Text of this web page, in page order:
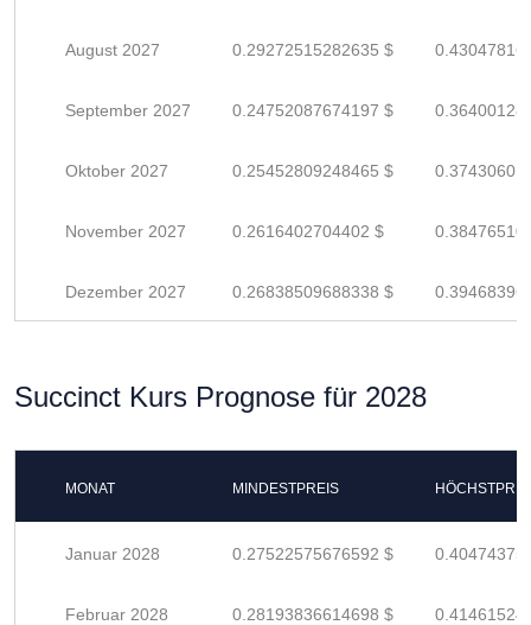
August 2027 0.29272515282635 $
September 2027 0.24752087674197 $
Oktober 2027 0.25452809248465 $
November 2027 0.2616402704402 $
Dezember 2027 0.26838509688338 $
Succinct Kurs Prognose für 2028
MONAT MINDESTPREIS
Januar 2028 0.27522575676592 $
Februar 2028 0.28193836614698 $